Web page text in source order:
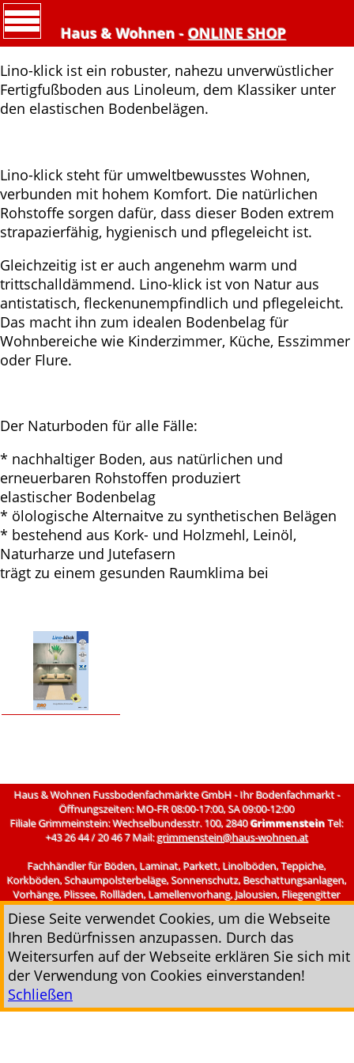
Haus & Wohnen -ONLINE SHOP
Lino-klick ist ein robuster, nahezu unverwüstlicher
Fertigfußboden aus Linoleum, dem Klassiker unter
den elastischen Bodenbelägen.
Lino-klick steht für umweltbewusstes Wohnen,
verbunden mit hohem Komfort. Die natürlichen
Rohstoffe sorgen dafür, dass dieser Boden extrem
strapazierfähig, hygienisch und pflegeleicht ist.
Gleichzeitig ist er auch angenehm warm und
trittschalldämmend. Lino-klick ist von Natur aus
antistatisch, fleckenunempfindlich und pflegeleicht.
Das macht ihn zum idealen Bodenbelag für
Wohnbereiche wie Kinderzimmer, Küche, Esszimmer
oder Flure.
Der Naturboden für alle Fälle:
* nachhaltiger Boden, aus natürlichen und
erneuerbaren Rohstoffen produziert
elastischer Bodenbelag
* ölologische Alternaitve zu synthetischen Belägen
* bestehend aus Kork- und Holzmehl, Leinöl,
Naturharze und Jutefasern
trägt zu einem gesunden Raumklima bei
Diese Seite verwendet Cookies, um die Webseite
Ihren Bedürfnissen anzupassen. Durch das
Weitersurfen auf der Webseite erklären Sie sich mit
der Verwendung von Cookies einverstanden!
Schließen
Haus & Wohnen Fussbodenfachmärkte GmbH - Ihr Bodenfachmarkt -
Öffnungszeiten: MO-FR 08:00-17:00, SA 09:00-12:00
Filiale Grimmeinstein: Wechselbundesstr. 100, 2840GrimmensteinTel:
+43 26 44 / 20 46 7 Mail:grimmenstein@haus-wohnen.at
Fachhändler für Böden, Laminat, Parkett, Linolböden, Teppiche,
Korkböden, Schaumpolsterbeläge, Sonnenschutz, Beschattungsanlagen,
Vorhänge, Plissee, Rollläden, Lamellenvorhang, Jalousien, Fliegengitter
uvm.
--Impressum----AGB--